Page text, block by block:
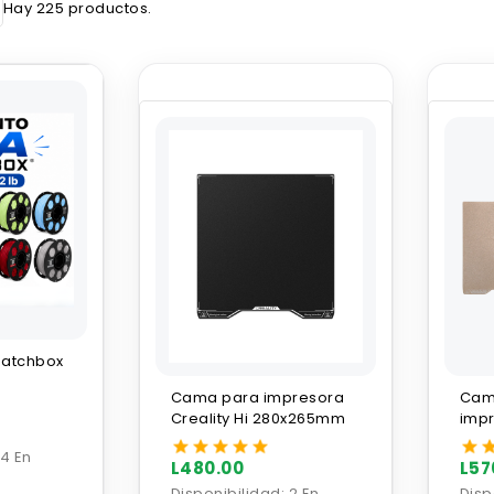
Hay 225 productos.
4 En
Cama para impresora
Creality Hi 280x265mm
L480.00